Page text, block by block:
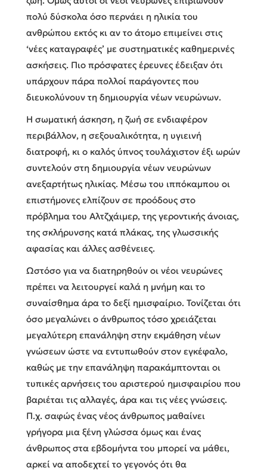
πολύ δύσκολα όσο περνάει η ηλικία του
ανθρώπου εκτός κι αν το άτομο επιμείνει στις
‘νέες καταγραφές’ με συστηματικές καθημερινές
ασκήσεις. Πιο πρόσφατες έρευνες έδειξαν ότι
υπάρχουν πάρα πολλοί παράγοντες που
διευκολύνουν τη δημιουργία νέων νευρώνων.
Η σωματική άσκηση, η ζωή σε ενδιαφέρον
περιβάλλον, η σεξουαλικότητα, η υγιεινή
διατροφή, κι ο καλός ύπνος τουλάχιστον έξι ωρών
συντελούν στη δημιουργία νέων νευρώνων
ανεξαρτήτως ηλικίας. Μέσω του ιππόκαμπου οι
επιστήμονες ελπίζουν σε προόδους στο
πρόβλημα του Αλτζχάιμερ, της γεροντικής άνοιας,
της σκλήρυνσης κατά πλάκας, της γλωσσικής
αφασίας και άλλες ασθένειες.
Ωστόσο για να διατηρηθούν οι νέοι νευρώνες
πρέπει να λειτουργεί καλά η μνήμη και το
συναίσθημα άρα το δεξί ημισφαίριο. Τονίζεται ότι
όσο μεγαλώνει ο άνθρωπος τόσο χρειάζεται
μεγαλύτερη επανάληψη στην εκμάθηση νέων
γνώσεων ώστε να εντυπωθούν στον εγκέφαλο,
καθώς με την επανάληψη παρακάμπτονται οι
τυπικές αρνήσεις του αριστερού ημισφαιρίου που
βαριέται τις αλλαγές, άρα και τις νέες γνώσεις.
Π.χ. σαφώς ένας νέος άνθρωπος μαθαίνει
γρήγορα μια ξένη γλώσσα όμως και ένας
άνθρωπος στα εβδομήντα του μπορεί να μάθει,
αρκεί να αποδεχτεί το γεγονός ότι θα